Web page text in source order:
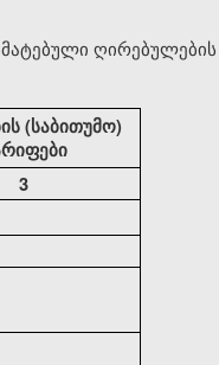
(საბითუმო)
3